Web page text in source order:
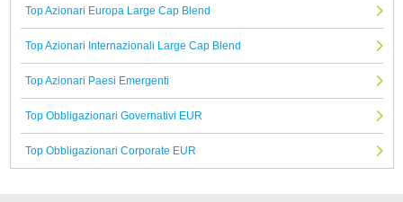
Top Azionari Europa Large Cap Blend
Top Azionari Internazionali Large Cap Blend
Top Azionari Paesi Emergenti
Top Obbligazionari Governativi EUR
Top Obbligazionari Corporate EUR